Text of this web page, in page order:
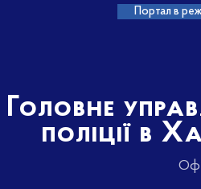
Портал в
Головне
поліції в